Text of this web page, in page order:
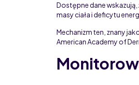
Dostępne dane
masy ciała i deficytu
Mechanizm ten, znany
American Academy of